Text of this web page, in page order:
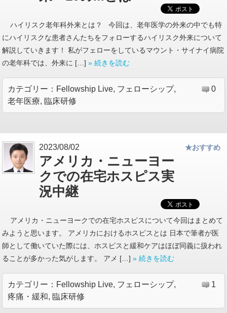
ハイリスク老年科外来とは？ 今回は、老年医学の外来の中でも特
にハイリスクな患者さんたちをフォローするハイリスク外来について
解説していきます！ 私がフェローをしているマウント・サイナイ病院
の老年科では、外来に […] » 続きを読む
カテゴリー： Fellowship Live, フェローシップ,
老年医療, 臨床研修
0
2023/08/02
アメリカ・ニューヨー
クでの在宅ホスピス実
況中継
★おすすめ
アメリカ・ニューヨークでの在宅ホスピスについて今回はまとめて
みようと思います。 アメリカにおけるホスピスとは 日本で筆者が医
師として働いていた際には、ホスピスと緩和ケアはほぼ同義に扱われ
ることが多かった気がします。 アメ […] » 続きを読む
カテゴリー： Fellowship Live, フェローシップ,
疼痛・緩和, 臨床研修
1